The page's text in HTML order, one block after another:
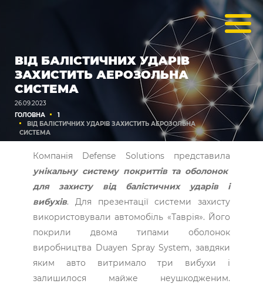
ВІД БАЛІСТИЧНИХ УДАРІВ
ЗАХИСТИТЬ АЕРОЗОЛЬНА
СИСТЕМА
26.09.2023
ГОЛОВНА
1
ВІД БАЛІСТИЧНИХ УДАРІВ ЗАХИСТИТЬ АЕРОЗОЛЬНА
СИСТЕМА
Компанія Defense Solutions представила
унікальну систему покриттів та оболонок
для захисту від балістичних ударів і
вибухів. Для презентації системи захисту
використовували автомобіль «Таврія». Його
покрили двома типами оболонок
виробництва Duayen Spray System, завдяки
яким авто витримало три вибухи і
залишилося майже неушкодженим.